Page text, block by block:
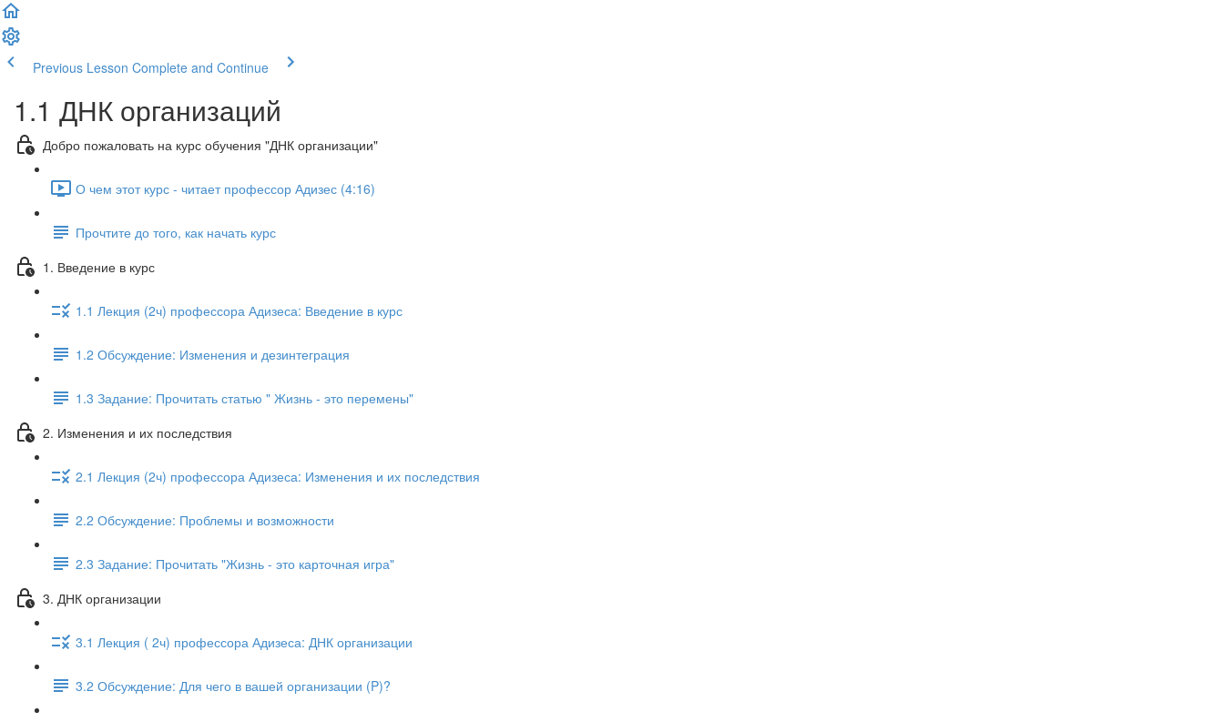
Previous Lesson Complete and Continue
1.1 ДНК организаций
Добро пожаловать на курс обучения "ДНК организации"
О чем этот курс - читает профессор Адизес (4:16)
Прочтите до того, как начать курс
1. Введение в курс
1.1 Лекция (2ч) профессора Адизеса: Введение в курс
1.2 Обсуждение: Изменения и дезинтеграция
1.3 Задание: Прочитать статью " Жизнь - это перемены"
2. Изменения и их последствия
2.1 Лекция (2ч) профессора Адизеса: Изменения и их последствия
2.2 Обсуждение: Проблемы и возможности
2.3 Задание: Прочитать "Жизнь - это карточная игра"
3. ДНК организации
3.1 Лекция ( 2ч) профессора Адизеса: ДНК организации
3.2 Обсуждение: Для чего в вашей организации (P)?